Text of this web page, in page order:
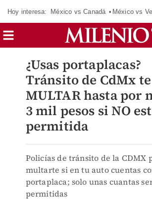
Hoy interesa: México vs Canadá México vs
¿Usas portaplacas?
Tránsito de CdMx
MULTAR hasta por
3 mil pesos si NO
permitida
Policías de tránsito de la CDMX
multarte si en tu auto cuentas
portaplaca; solo unas cuantas
permitidas